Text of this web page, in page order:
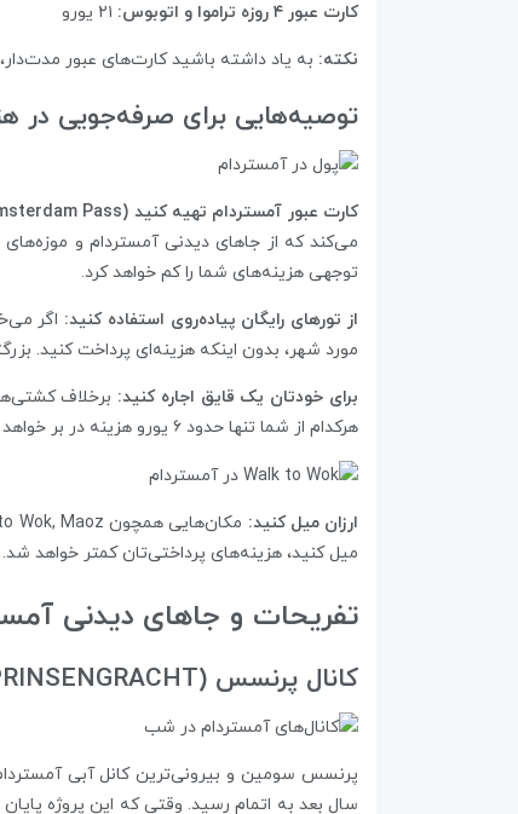
کارت عبور ۴ روزه‌ تراموا و اتوبوس: ۲۱ یورو
نکته: به یاد داشته باشید کارت‌های عبور
توصیه‌هایی برای صرفه‌جویی در
کارت عبور آمستردام تهیه کنید (Amsterdam Pass):
می‌کند که از جاهای دیدنی آمستردام و
توجهی هزینه‌های شما را کم خواهد کرد.
از تور‌های رایگان پیاده‌روی استفاده کنید: اگر
مورد شهر، بدون اینکه هزینه‌ای پرداخت کنید.
برای خودتان یک قایق اجاره کنید:
هرکدام از شما تنها حدود ۶ یورو هزینه در بر خواهد داشت.
ارزان میل کنید:
میل کنید، هزینه‌های پرداختی‌تان کمتر خواهد شد.
تفریحات و جاهای دیدنی
کانال پرنسس (PRINSENGRACHT)